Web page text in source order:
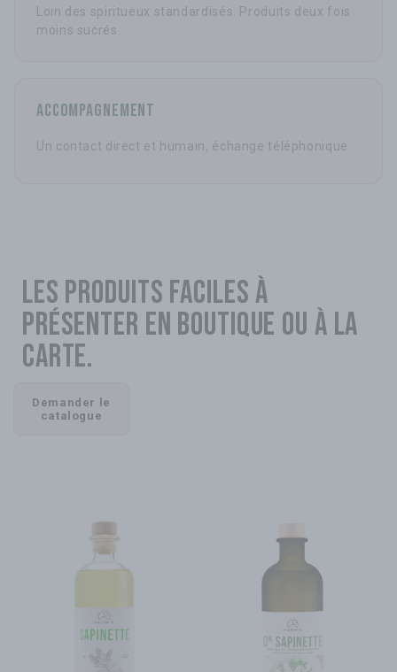
Loin des spiritueux standardisés. Produits deux fois
moins sucrés.
Accompagnement
Un contact direct et humain, échange téléphonique.
Les produits faciles à
présenter en boutique ou à la
carte.
Demander le
catalogue